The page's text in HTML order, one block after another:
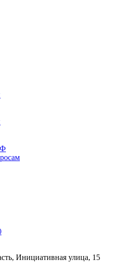
Инициативная улица, 15